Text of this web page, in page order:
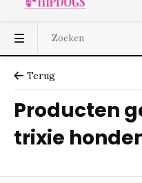
Terug
Producten
trixie